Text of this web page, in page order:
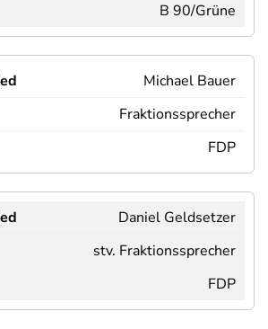
B 90/Grüne
Michael Bauer
Fraktionssprecher
FDP
Daniel Geldsetzer
stv. Fraktionssprecher
FDP